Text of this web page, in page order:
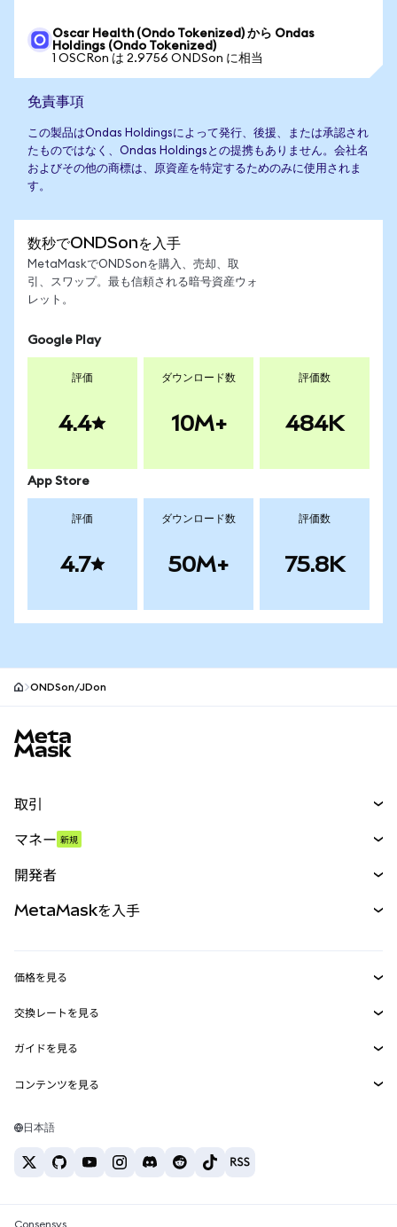
Oscar Health (Ondo Tokenized) から Ondas
Holdings (Ondo Tokenized)
1 OSCRon は 2.9756 ONDSon に相当
免責事項
この製品はOndas Holdingsによって発行、後援、または承認され
たものではなく、Ondas Holdingsとの提携もありません。会社名
およびその他の商標は、原資産を特定するためのみに使用されま
す。
数秒でONDSonを入手
MetaMaskでONDSonを購入、売却、取
引、スワップ。最も信頼される暗号資産ウォ
レット。
Google Play
評価
4.4
ダウンロード数
10M+
評価数
484K
App Store
評価
4.7
ダウンロード数
50M+
評価数
75.8K
ONDSon/JDon
取引
パーペチュアル
RWA
マネー 新規
開発者
MetaMask Connect
Snaps
Web3サービス
MetaMaskを入手
セキュリティ
サポート
キャリア
お問い合わせ
価格を見る
イーサリアムの価格
Solanaの価格
Tetherの価格
交換レートを見る
ETH→USD
USDT→INR
BTC→INR
ETH→USDT
ガイドを見る
ETHの購入
USDTの購入
SHIBの購入
コンテンツを見る
Solanaウォレット
日本語
Consensys